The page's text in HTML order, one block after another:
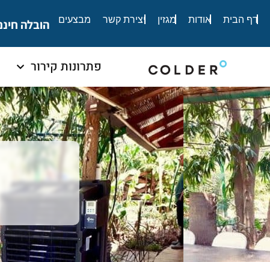
דף הבית אודות מגזין יצירת קשר מבצעים הובלה
פתרונות קירור